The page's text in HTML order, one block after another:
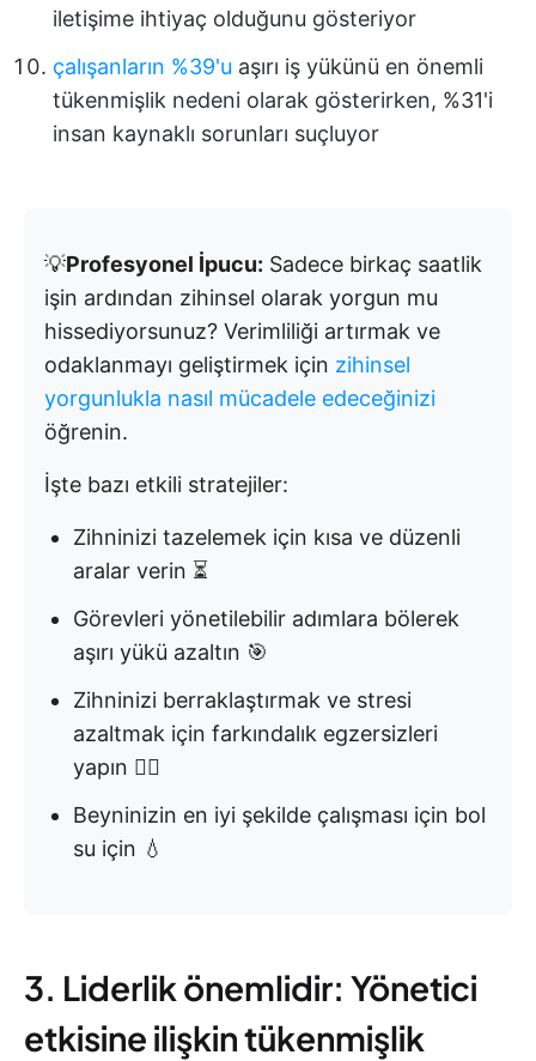
iletişime ihtiyaç olduğunu gösteriyor
çalışanların %39'u aşırı iş yükünü en önemli
tükenmişlik nedeni olarak gösterirken, %31'i
insan kaynaklı sorunları suçluyor
💡Profesyonel İpucu: Sadece birkaç saatlik
işin ardından zihinsel olarak yorgun mu
hissediyorsunuz? Verimliliği artırmak ve
odaklanmayı geliştirmek için zihinsel
yorgunlukla nasıl mücadele edeceğinizi
öğrenin.
İşte bazı etkili stratejiler:
Zihninizi tazelemek için kısa ve düzenli
aralar verin ⏳
Görevleri yönetilebilir adımlara bölerek
aşırı yükü azaltın 🎯
Zihninizi berraklaştırmak ve stresi
azaltmak için farkındalık egzersizleri
yapın 🧘‍♂️
Beyninizin en iyi şekilde çalışması için bol
su için 💧
3. Liderlik önemlidir: Yönetici
etkisine ilişkin tükenmişlik